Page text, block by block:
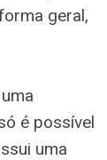
geral,
é possível
uma